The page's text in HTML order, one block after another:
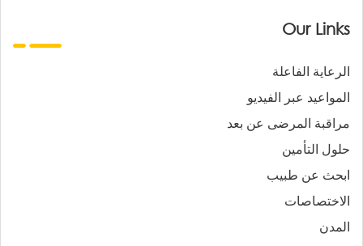
Our Links
الرعاية الفاعلة
المواعيد عبر الفيديو
مراقبة المرضى عن بعد
حلول التأمين
ابحث عن طبيب
الاختصاصات
المدن